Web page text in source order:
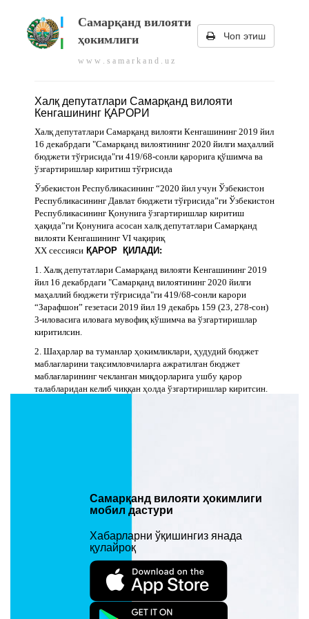
Самарқанд вилояти
ҳокимлиги
w w w . s a m a r k a n d . u z
Чоп этиш
Халқ депутатлари Самарқанд вилояти
Кенгашининг ҚАРОРИ
Халқ депутатлари Самарқанд вилояти Кенгашининг 2019 йил
16 декабрдаги "Самарқанд вилоятининг 2020 йилги маҳаллий
бюджети тўғрисида"ги 419/68-сонли қарорига қўшимча ва
ўзгартиришлар киритиш тўғрисида
Ўзбекистон Республикасининг “2020 йил учун Ўзбекистон
Республикасининг Давлат бюджети тўғрисида”ги Ўзбекистон
Республикасининг Қонунига ўзгартиришлар киритиш
ҳақида”ги Қонунига асосан халқ депутатлари Самарқанд
вилояти Кенгашининг VI чақириқ
ХХ сессияси ҚАРОР ҚИЛАДИ:
1. Халқ депутатлари Самарқанд вилояти Кенгашининг 2019
йил 16 декабрдаги "Самарқанд вилоятининг 2020 йилги
маҳаллий бюджети тўғрисида"ги 419/68-сонли карори
“Зарафшон” гезетаси 2019 йил 19 декабрь 159 (23, 278-сон)
3-иловасига иловага мувофиқ кўшимча ва ўзгартиришлар
киритилсин.
2. Шаҳарлар ва туманлар ҳокимликлари, ҳудудий бюджет
маблағларини тақсимловчиларга ажратилган бюджет
маблағларининг чекланган миқдорларига ушбу қарор
талабларидан келиб чиққан ҳолда ўзгартиришлар киритсин.
ҳокимлигининг расмий веб-сайтига жойлаштирилишини
5. Мазкур қарорнинг бажарилишини назорат қилиш халқ
депутатлари вилоят Кенгашининг Маҳаллий бюджетни
шакллантириш ва ижро этиш иқтисодий ислоҳотларни
амалга ошириш ва тадбиркорликни ривожлантириш
масалалари доимий комиссияси (Ф.Насруллаев) ва вилоят
ҳокимининг биринчи ўринбосари (Ж.Ўроқов) зиммасига
Самарқанд вилояти ҳокимлиги
мобил дастури
Хабарларни ўқишингиз янада
қулайроқ